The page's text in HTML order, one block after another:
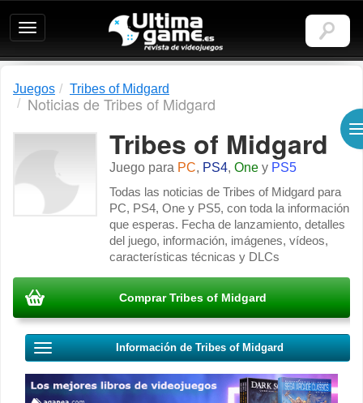
Ultimagame:
Revista
de
Juegos Tribes of Midgard
Noticias de Tribes of Midgard
Tribes of Midgard
Juego para PC, PS4, One y PS5
Todas las noticias de Tribes of Midgard para
PC, PS4, One y PS5, con toda la información
que esperas. Fecha de lanzamiento, detalles
del juego, información, imágenes, vídeos,
características técnicas y DLCs
Comprar Tribes of Midgard
Información de Tribes of Midgard